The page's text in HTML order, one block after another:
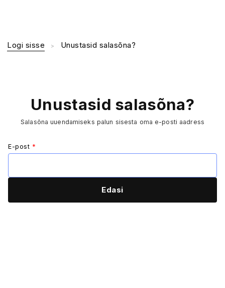
Logi sisse Unustasid salasõna?
Unustasid salasõna?
Salasõna uuendamiseks palun sisesta oma e-posti aadress
E-post *